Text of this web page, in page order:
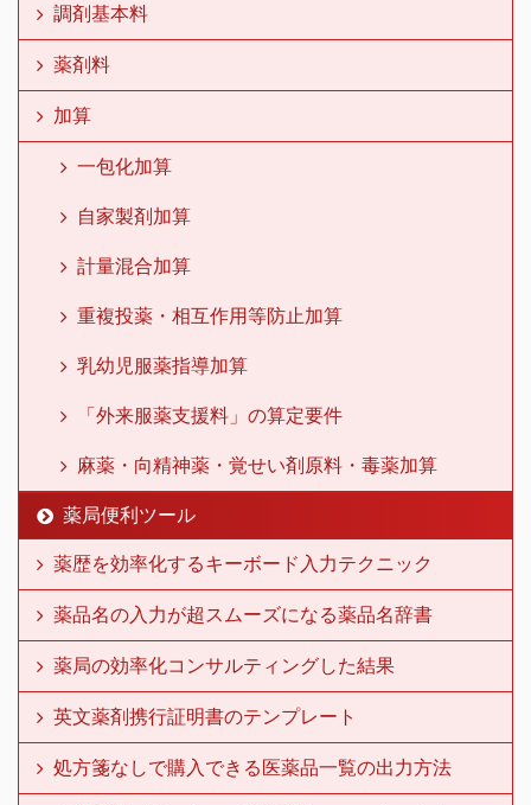
調剤基本料
薬剤料
加算
一包化加算
自家製剤加算
計量混合加算
重複投薬・相互作用等防止加算
乳幼児服薬指導加算
「外来服薬支援料」の算定要件
麻薬・向精神薬・覚せい剤原料・毒薬加算
薬局便利ツール
薬歴を効率化するキーボード入力テクニック
薬品名の入力が超スムーズになる薬品名辞書
薬局の効率化コンサルティングした結果
英文薬剤携行証明書のテンプレート
処方箋なしで購入できる医薬品一覧の出力方法